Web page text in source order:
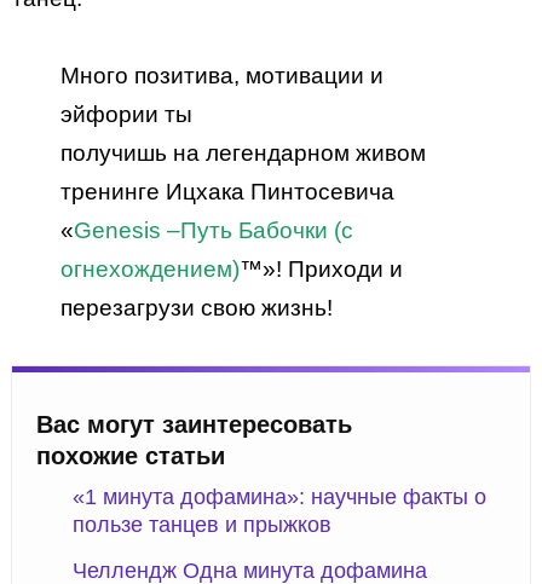
Много позитива, мотивации и
эйфории ты
получишь на легендарном живом
тренинге Ицхака Пинтосевича
«Genesis –Путь Бабочки (с
огнехождением)™»! Приходи и
перезагрузи свою жизнь!
Вас могут заинтересовать
похожие статьи
«1 минута дофамина»: научные факты о
пользе танцев и прыжков
Челлендж Одна минута дофамина